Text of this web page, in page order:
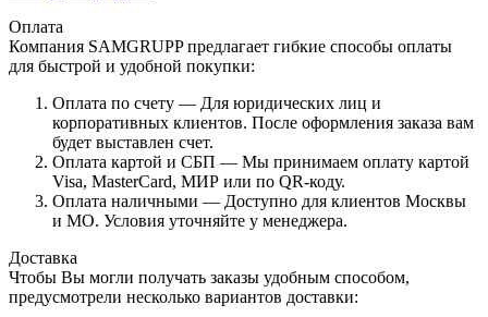
Оплата
Компания SAMGRUPP предлагает гибкие способы оплаты
для быстрой и удобной покупки:
Оплата по счету — Для юридических лиц и
корпоративных клиентов. После оформления заказа вам
будет выставлен счет.
Оплата картой и СБП — Мы принимаем оплату картой
Visa, MasterCard, МИР или по QR-коду.
Оплата наличными — Доступно для клиентов Москвы
и МО. Условия уточняйте у менеджера.
Доставка
Чтобы Вы могли получать заказы удобным способом,
предусмотрели несколько вариантов доставки: